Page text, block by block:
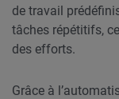
de travail
tâches répétitifs,
des efforts.
Grâce à